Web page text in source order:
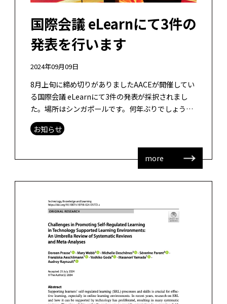
国際会議 eLearnにて3件の
発表を行います
2024年09月09日
8月上旬に締め切りがありましたAACEが開催してい
る国際会議 eLearnにて3件の発表が採択されまし
た。場所はシンガポールです。何年ぶりでしょう
か・・・以前、ICCEが開催された以来ですかね。懐
かしい。10年ぶりくらい […]
お知らせ
more